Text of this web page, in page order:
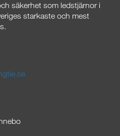
säkerhet som ledstjärnor i
starkaste och mest